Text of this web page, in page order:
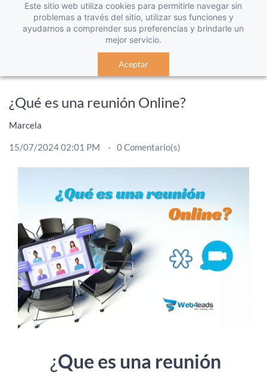
Este sitio web utiliza cookies para permitirle navegar sin
problemas a través del sitio, utilizar sus funciones y
ayudarnos a comprender sus preferencias y brindarle un
mejor servicio.
Aceptar
¿Qué es una reunión Online?
Marcela
15/07/2024 02:01 PM 0Comentario(s)
¿Que es una reunión